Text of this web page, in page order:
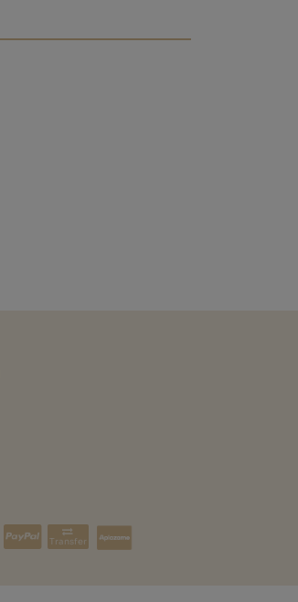
Transfer